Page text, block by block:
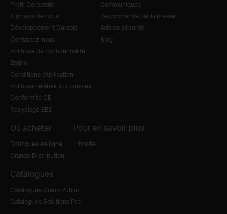
Profil Corporate
A propos de nous
Développement Durable
Contactez-nous
Politique de confidentialité
Emploi
Conditions d'utilisation
Politique relative aux cookies
Conformité CE
Recyclage EEE
Communiqués
Recommandé par la presse
Avis de sécurité
Blog
Où acheter
Boutiques en ligne
Grande Distribution
Pour en savoir plus
Librairie
Catalogues
Catalogues Grand Public
Catalogues Solutions Pro